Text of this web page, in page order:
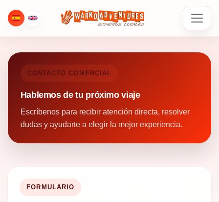
CONTACTO COMERCIAL
Hablemos de tu próximo viaje
Escríbenos para recibir atención directa, resolver
dudas y ayudarte a elegir la mejor experiencia.
FORMULARIO